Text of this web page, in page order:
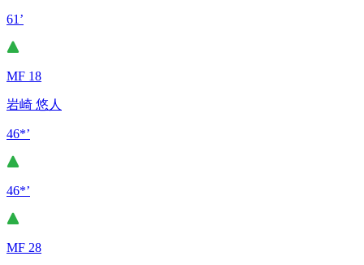
61’
MF 18
岩崎 悠人
46*’
46*’
MF 28